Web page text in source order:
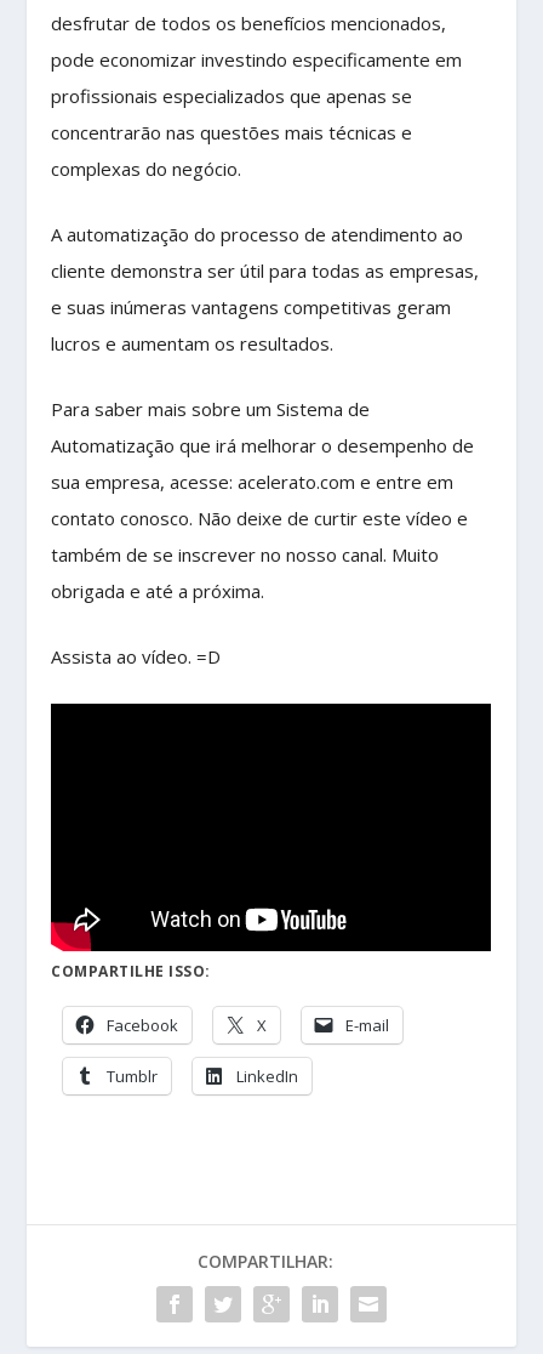
desfrutar de todos os benefícios mencionados,
pode economizar investindo especificamente em
profissionais especializados que apenas se
concentrarão nas questões mais técnicas e
complexas do negócio.
A automatização do processo de atendimento ao
cliente demonstra ser útil para todas as empresas,
e suas inúmeras vantagens competitivas geram
lucros e aumentam os resultados.
Para saber mais sobre um Sistema de
Automatização que irá melhorar o desempenho de
sua empresa, acesse: acelerato.com e entre em
contato conosco. Não deixe de curtir este vídeo e
também de se inscrever no nosso canal. Muito
obrigada e até a próxima.
Assista ao vídeo. =D
COMPARTILHE ISSO:
Facebook X E-mail
Tumblr LinkedIn
COMPARTILHAR: